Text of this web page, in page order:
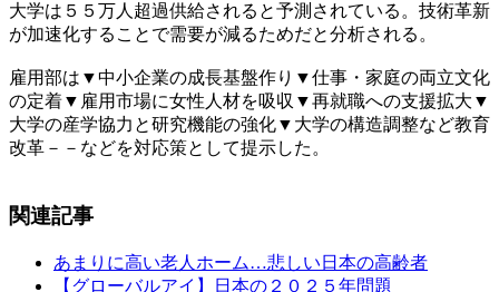
大学は５５万人超過供給されると予測されている。技術革新
が加速化することで需要が減るためだと分析される。
雇用部は▼中小企業の成長基盤作り▼仕事・家庭の両立文化
の定着▼雇用市場に女性人材を吸収▼再就職への支援拡大▼
大学の産学協力と研究機能の強化▼大学の構造調整など教育
改革－－などを対応策として提示した。
関連記事
あまりに高い老人ホーム…悲しい日本の高齢者
【グローバルアイ】日本の２０２５年問題